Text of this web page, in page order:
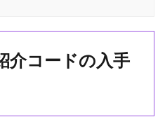
介コードの入手